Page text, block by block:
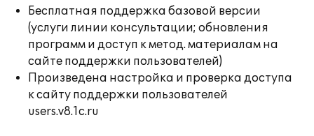
Бесплатная поддержка базовой версии
(услуги линии консультации; обновления
программ и доступ к метод. материалам на
сайте поддержки пользователей)
Произведена настройка и проверка доступа
к сайту поддержки пользователей
users.v8.1c.ru